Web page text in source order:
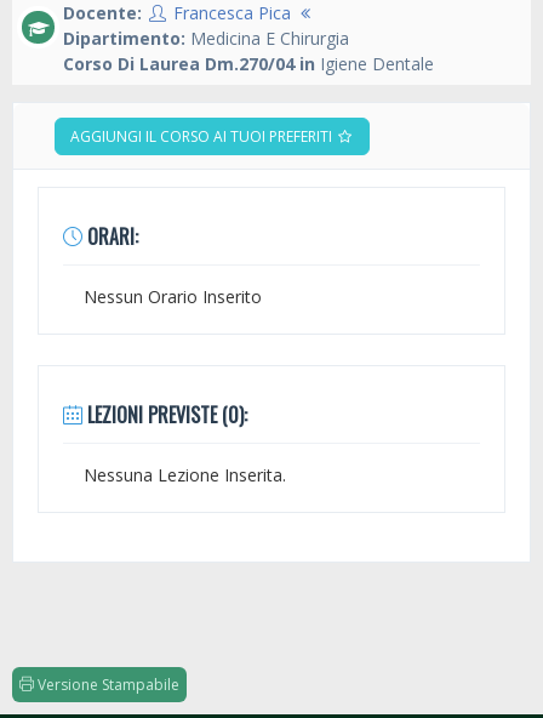
Docente:
Francesca Pica
Dipartimento: Medicina E Chirurgia
Corso Di Laurea Dm.270/04 in Igiene Dentale
AGGIUNGI IL CORSO AI TUOI PREFERITI
ORARI:
Nessun Orario Inserito
LEZIONI PREVISTE (0):
Nessuna Lezione Inserita.
Versione Stampabile